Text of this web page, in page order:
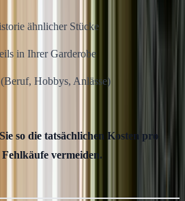
ähnlicher Stücke
in Ihrer Garderobe
Hobbys, Anlässe)
so die tatsächlichen Kosten pro
vermeiden.